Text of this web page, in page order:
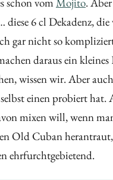
diese 6 cl Dekadenz,
gar nicht so
daraus ein
wissen wir. Aber
einen probiert hat.
mixen will, wenn
Old Cuban
ehrfurchtgebietend.